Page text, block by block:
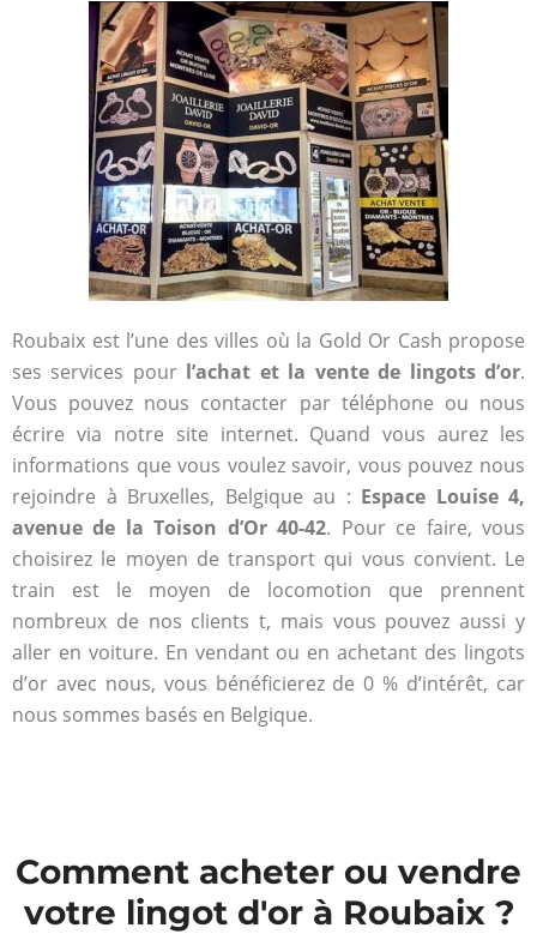
Roubaix est l’une des villes où la Gold Or Cash propose
ses services pour l’achat et la vente de lingots d’or.
Vous pouvez nous contacter par téléphone ou nous
écrire via notre site internet. Quand vous aurez les
informations que vous voulez savoir, vous pouvez nous
rejoindre à Bruxelles, Belgique au : Espace Louise 4,
avenue de la Toison d’Or 40-42. Pour ce faire, vous
choisirez le moyen de transport qui vous convient. Le
train est le moyen de locomotion que prennent
nombreux de nos clients t, mais vous pouvez aussi y
aller en voiture. En vendant ou en achetant des lingots
d’or avec nous, vous bénéficierez de 0 % d’intérêt, car
nous sommes basés en Belgique.
Comment acheter ou vendre
votre lingot d'or à Roubaix ?